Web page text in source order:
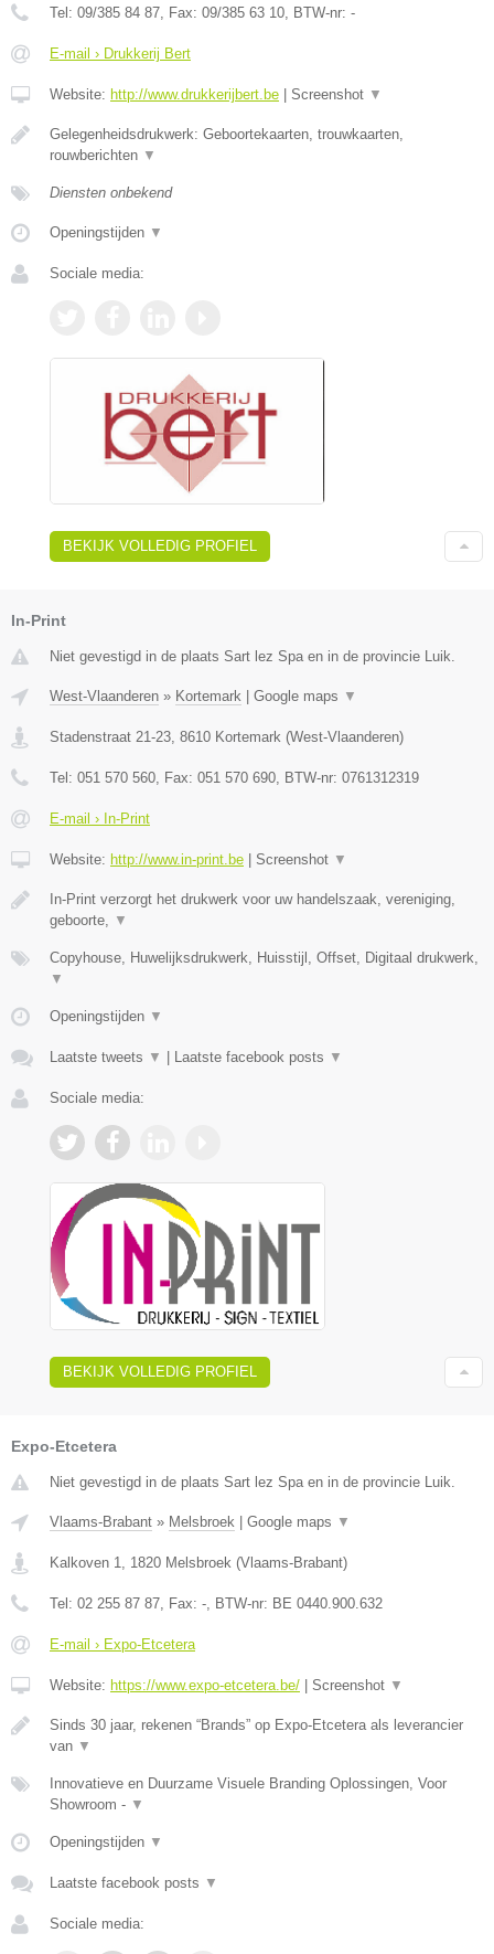
Tel: 09/385 84 87 , Fax: 09/385 63 10 , BTW-nr: -
E-mail › Drukkerij Bert
Website: http://www.drukkerijbert.be | Screenshot ▼
Gelegenheidsdrukwerk: Geboortekaarten, trouwkaarten,
rouwberichten ▼
Diensten onbekend
Openingstijden ▼
Sociale media:
BEKIJK VOLLEDIG PROFIEL
In-Print
Niet gevestigd in de plaats Sart lez Spa en in de provincie Luik.
West-Vlaanderen » Kortemark | Google maps ▼
Stadenstraat 21-23 8610 Kortemark (West-Vlaanderen)
Tel: 051 570 560 , Fax: 051 570 690 , BTW-nr: 0761312319
E-mail › In-Print
Website: http://www.in-print.be | Screenshot ▼
In-Print verzorgt het drukwerk voor uw handelszaak, vereniging,
geboorte,
▼
Copyhouse, Huwelijksdrukwerk, Huisstijl, Offset, Digitaal drukwerk,
▼
Openingstijden ▼
Laatste tweets ▼ | Laatste facebook posts ▼
Sociale media:
BEKIJK VOLLEDIG PROFIEL
Expo-Etcetera
Niet gevestigd in de plaats Sart lez Spa en in de provincie Luik.
Vlaams-Brabant » Melsbroek | Google maps ▼
Kalkoven 1 1820 Melsbroek (Vlaams-Brabant)
Tel: 02 255 87 87 , Fax: - , BTW-nr: BE 0440.900.632
E-mail › Expo-Etcetera
Website: https://www.expo-etcetera.be/ | Screenshot ▼
Sinds 30 jaar, rekenen “Brands” op Expo-Etcetera als leverancier
van ▼
Innovatieve en Duurzame Visuele Branding Oplossingen, Voor
Showroom - ▼
Openingstijden ▼
Laatste facebook posts ▼
Sociale media: